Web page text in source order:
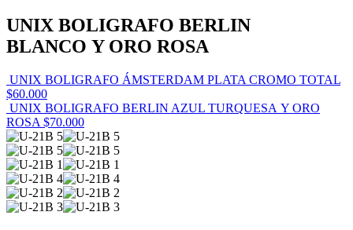
UNIX BOLIGRAFO BERLIN
BLANCO Y ORO ROSA
UNIX BOLIGRAFO ÁMSTERDAM PLATA CROMO TOTAL
$60.000
UNIX BOLIGRAFO BERLIN AZUL TURQUESA Y ORO
ROSA $70.000